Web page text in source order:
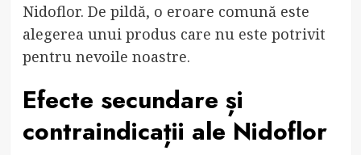
Nidoflor. De pildă, o eroare comună este
alegerea unui produs care nu este potrivit
pentru nevoile noastre.
Efecte secundare și
contraindicații ale Nidoflor